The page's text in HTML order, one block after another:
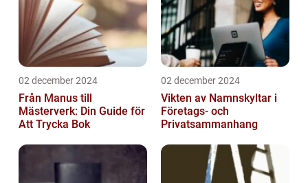
02 december 2024
Från Manus till
Mästerverk: Din Guide för
Att Trycka Bok
02 december 2024
Vikten av Namnskyltar i
Företags- och
Privatsammanhang